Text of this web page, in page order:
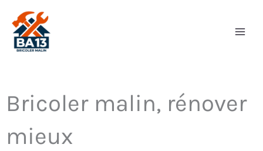
contenu
Bricoler malin, rénover
mieux